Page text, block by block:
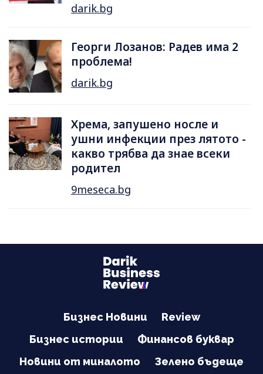
darik.bg
Георги Лозанов: Радев има 2
проблема!
darik.bg
Хрема, запушено носле и
ушни инфекции през лятотo -
какво трябва да знае всеки
родител
9meseca.bg
Бизнес Новини
Review
Бизнес истории
Финансов буквар
Новини от миналото
Зелено бъдеще